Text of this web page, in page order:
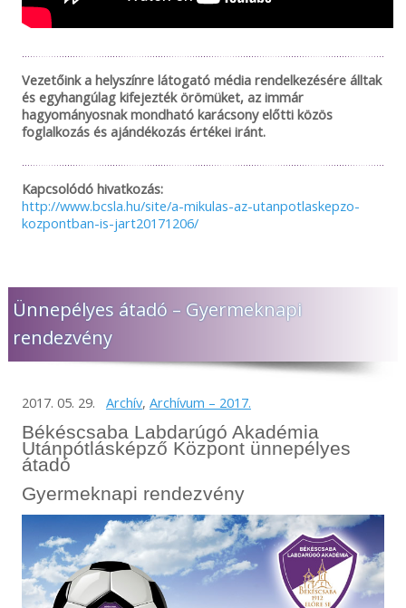
Vezetőink a helyszínre látogató média rendelkezésére álltak
és egyhangúlag kifejezték örömüket, az immár
hagyományosnak mondható karácsony előtti közös
foglalkozás és ajándékozás értékei iránt.
Kapcsolódó hivatkozás:
http://www.bcsla.hu/site/a-mikulas-az-utanpotlaskepzo-
kozpontban-is-jart20171206/
Ünnepélyes átadó – Gyermeknapi
rendezvény
2017. 05. 29. Archív, Archívum – 2017.
Békéscsaba Labdarúgó Akadémia
Utánpótlásképző Központ ünnepélyes
átadó
Gyermeknapi rendezvény